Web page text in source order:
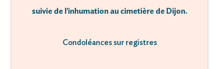
suivie de l'inhumation au cimetière de Dijon.
Condoléances sur registres